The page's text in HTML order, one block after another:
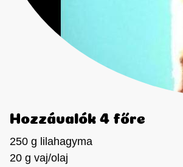
Hozzávalók 4 főre
250 g lilahagyma
20 g vaj/olaj